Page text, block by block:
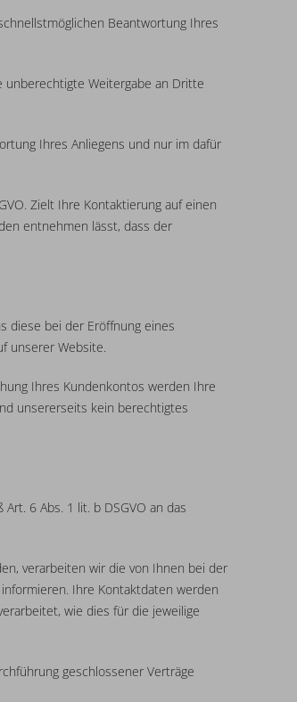
Beantwortung Ihres
Weitergabe an Dritte
Ihres Anliegens und nur im dafür
Zielt Ihre Kontaktierung auf einen
entnehmen lässt, dass der
diese bei der Eröffnung eines
unserer Website.
Ihres Kundenkontos werden Ihre
unsererseits kein berechtigtes
6 Abs. 1 lit. b DSGVO an das
verarbeiten wir die von Ihnen bei der
Ihre Kontaktdaten werden
wie dies für die jeweilige
geschlossener Verträge